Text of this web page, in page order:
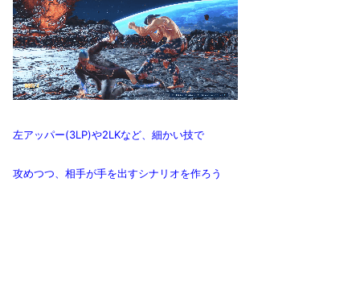
左アッパー(3LP)や2LKなど、細かい技で
攻めつつ、相手が手を出すシナリオを作ろう